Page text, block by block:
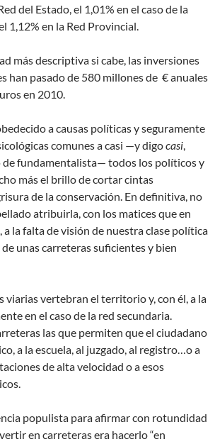
del Estado, el 1,01% en el caso de la
1,12% en la Red Provincial.
más descriptiva si cabe, las inversiones
han pasado de 580 millones de € anuales
en 2010.
a causas políticas y seguramente
comunes a casi —y digocasi,
de fundamentalista— todos los políticos y
más el brillo de cortar cintas
de la conservación. En definitiva, no
atribuirla, con los matices que en
a la falta de visión de nuestra clase política
unas carreteras suficientes y bien
viarias vertebran el territorio y, con él, a la
en el caso de la red secundaria.
las que permiten que el ciudadano
a la escuela, al juzgado, al registro…o a
de alta velocidad o a esos
populista para afirmar con rotundidad
en carreteras era hacerlo “en